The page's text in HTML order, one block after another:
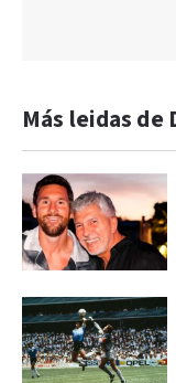
Más leidas de